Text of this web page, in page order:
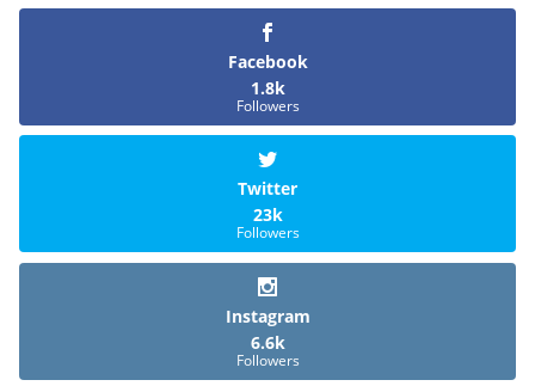
Facebook
1.8k
Followers
Twitter
23k
Followers
Instagram
6.6k
Followers